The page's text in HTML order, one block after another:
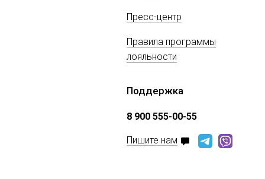
Пресс-центр
Правила программы
лояльности
Поддержка
8 900 555-00-55
Пишите нам